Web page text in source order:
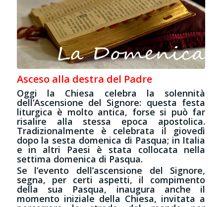
Asceso alla destra del Padre
Oggi la Chiesa celebra la solennità
dell’Ascensione del Signore: questa festa
liturgica è molto antica, forse si può far
risalire alla stessa epoca apostolica.
Tradizionalmente è celebrata il giovedì
dopo la sesta domenica di Pasqua; in Italia
e in altri Paesi è stata collocata nella
settima domenica di Pasqua.
Se l’evento dell’ascensione del Signore,
segna, per certi aspetti, il compimento
della sua Pasqua, inaugura anche il
momento iniziale della Chiesa, invitata a